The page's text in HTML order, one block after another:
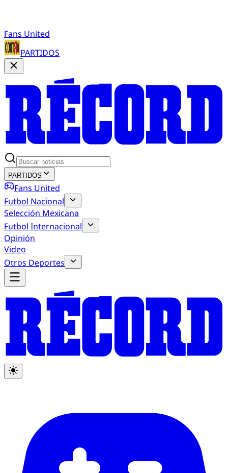
Fans United
PARTIDOS
PARTIDOS
Fans United
Futbol Nacional
Selección Mexicana
Futbol Internacional
Opinión
Video
Otros Deportes